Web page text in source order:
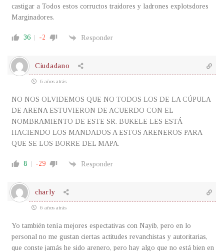
castigar a Todos estos corructos traidores y ladrones explotsdores
Marginadores.
36 -2 Responder
Ciudadano
6 años atrás
NO NOS OLVIDEMOS QUE NO TODOS LOS DE LA CÚPULA
DE ARENA ESTUVIERON DE ACUERDO CON EL
NOMBRAMIENTO DE ESTE SR. BUKELE LES ESTÁ
HACIENDO LOS MANDADOS A ESTOS ARENEROS PARA
QUE SE LOS BORRE DEL MAPA.
8 -29 Responder
charly
6 años atrás
Yo también tenía mejores espectativas con Nayib, pero en lo
personal no me gustan ciertas actitudes revanchistas y autoritarias,
que conste jamás he sido arenero, pero hay algo que no está bien en